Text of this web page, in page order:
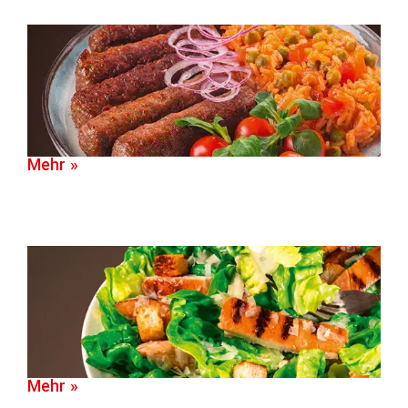
Mehr »
Mehr »